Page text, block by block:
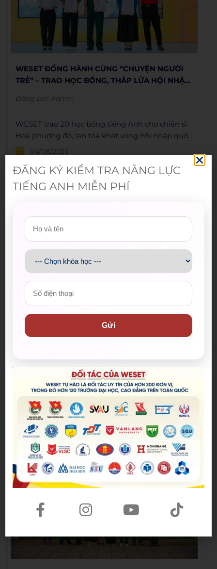
WESET ĐỒNG HÀNH CÙNG “CHUYỆN NGƯỜI
TRẺ” – TRAO HỌC BỔNG, THẮP LỬA HỘI NHẬP
Đăng bởi: Admin
WESET trao 20 học bổng tiếng Anh cho chiến sĩ
Hoa phượng đỏ, lan tỏa khát vọng hội nhập quốc
tế đến thế hệ trẻ.
04/08/2025
KẾT NỐI TRÁI TIM – LAN TỎA NGHĨA TÌNH
CÙNG WESET
WESET lan tỏa yêu thương tại Chiến dịch Kỳ
nghỉ hồng 2025, tặng xe đạp, quà học tập và tạo
sân chơi ý nghĩa cho trẻ em Vĩnh Long – Trà Vinh.
04/08/2025
ĐĂNG KÝ KIỂM TRA NĂNG LỰC
TIẾNG ANH MIỄN PHÍ
Gửi